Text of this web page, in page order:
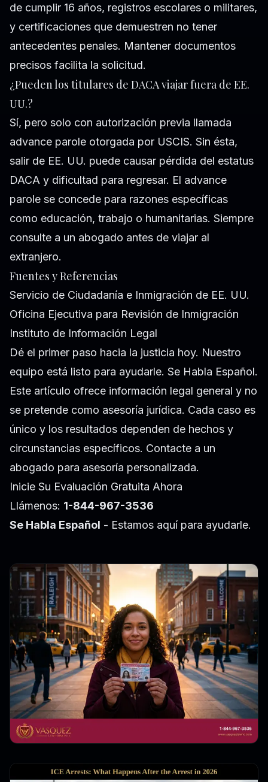
de cumplir 16 años, registros escolares o militares,
y certificaciones que demuestren no tener
antecedentes penales. Mantener documentos
precisos facilita la solicitud.
¿Pueden los titulares de DACA viajar fuera de EE.
UU.?
Sí, pero solo con autorización previa llamada
advance parole otorgada por USCIS. Sin ésta,
salir de EE. UU. puede causar pérdida del estatus
DACA y dificultad para regresar. El advance
parole se concede para razones específicas
como educación, trabajo o humanitarias. Siempre
consulte a un abogado antes de viajar al
extranjero.
Fuentes y Referencias
Servicio de Ciudadanía e Inmigración de EE. UU.
Oficina Ejecutiva para Revisión de Inmigración
Instituto de Información Legal
Dé el primer paso hacia la justicia hoy. Nuestro
equipo está listo para ayudarle. Se Habla Español.
Este artículo ofrece información legal general y no
se pretende como asesoría jurídica. Cada caso es
único y los resultados dependen de hechos y
circunstancias específicos. Contacte a un
abogado para asesoría personalizada.
Inicie Su Evaluación Gratuita Ahora
Llámenos: 1-844-967-3536
Se Habla Español - Estamos aquí para ayudarle.